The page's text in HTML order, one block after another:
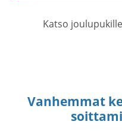
Katso
Vanhemmat